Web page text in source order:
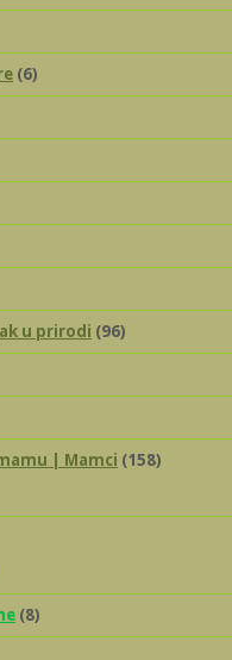
(6)
u prirodi (96)
| Mamci (158)
(8)